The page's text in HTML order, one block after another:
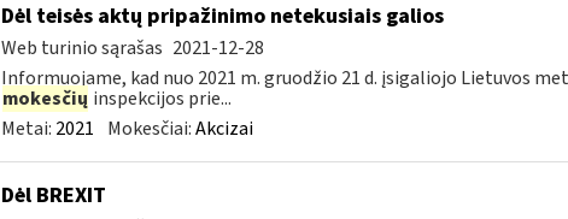
Dėl teisės aktų pripažinimo netekusiais galios
Web turinio sąrašas 2021-12-28
Informuojame, kad nuo 2021 m. gruodžio 21 d. įsigaliojo Lietuvos
mokesčių inspekcijos prie...
Metai: 2021 Mokesčiai:Akcizai
Dėl BREXIT